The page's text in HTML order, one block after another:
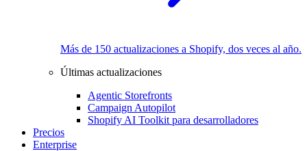
Más de 150 actualizaciones a Shopify, dos veces al año.
Últimas actualizaciones
Agentic Storefronts
Campaign Autopilot
Shopify AI Toolkit para desarrolladores
Precios
Enterprise